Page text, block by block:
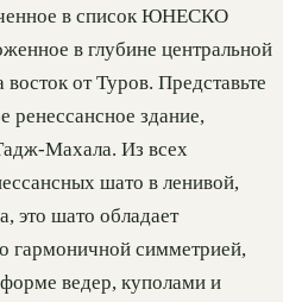
в список ЮНЕСКО
в глубине центральной
от Туров. Представьте
ренессансное здание,
Махала. Из всех
шато в ленивой,
это шато обладает
гармоничной симметрией,
ведер, куполами и